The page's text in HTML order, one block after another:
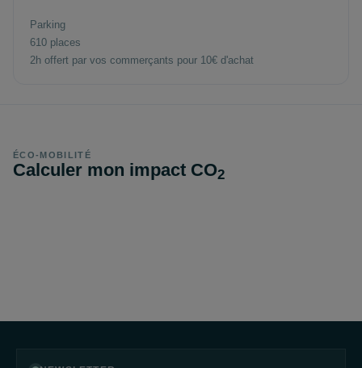
Parking
610 places
2h offert par vos commerçants pour 10€ d'achat
ÉCO-MOBILITÉ
Calculer mon impact CO2